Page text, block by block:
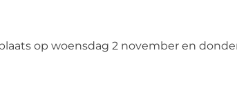
op woensdag 2 november en